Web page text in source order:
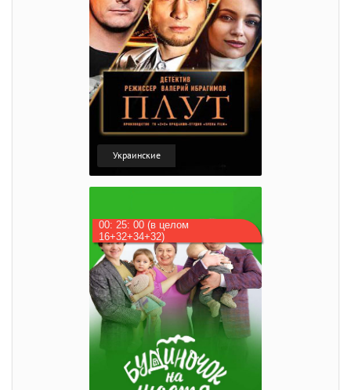
Украинские
00: 25: 00 (в целом
16+32+34+32)